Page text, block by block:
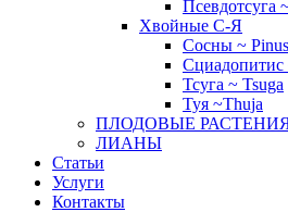
Псевдотсуга
Хвойные С-Я
Сосны ~ Pinus
Сциадопитис
Тсуга ~ Tsuga
Туя ~Thuja
ПЛОДОВЫЕ
ЛИАНЫ
Статьи
Услуги
Контакты